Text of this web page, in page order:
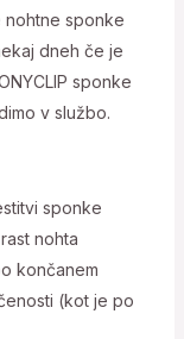
nohtne sponke
dneh če je
sponke
v službo.
sponke
nohta
končanem
(kot je po